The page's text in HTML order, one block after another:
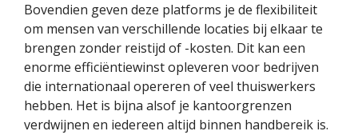
Bovendien geven deze platforms je de flexibiliteit
om mensen van verschillende locaties bij elkaar te
brengen zonder reistijd of -kosten. Dit kan een
enorme efficiëntiewinst opleveren voor bedrijven
die internationaal opereren of veel thuiswerkers
hebben. Het is bijna alsof je kantoorgrenzen
verdwijnen en iedereen altijd binnen handbereik is.